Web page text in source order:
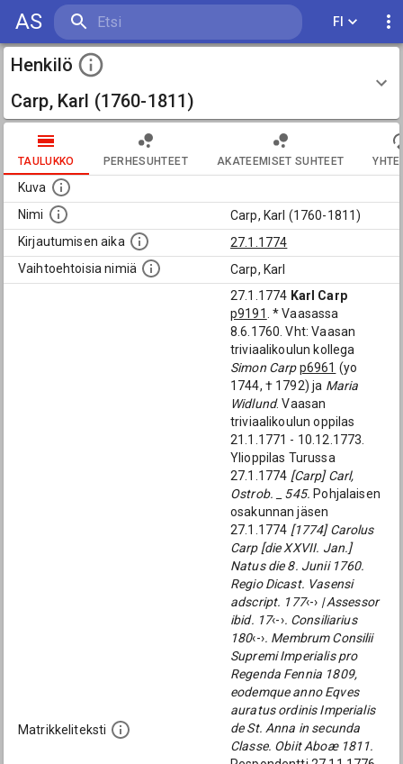
AS FI
Henkilö
Carp, Karl (1760-1811)
TAULUKKO PERHESUHTEET AKATEEMISET SUHTEET
Kuva
Nimi
Carp, Karl (1760-1811)
Kirjautumisen aika
27.1.1774
Vaihtoehtoisia nimiä
Carp, Karl
Matrikkeliteksti
27.1.1774 Karl Carp
p9191 . * Vaasassa
8.6.1760. Vht: Vaasan
triviaalikoulun kollega
Simon Carp p6961 (yo
1744, † 1792) ja Maria
Widlund. Vaasan
triviaalikoulun oppilas
21.1.1771 - 10.12.1773.
Ylioppilas Turussa
27.1.1774 [Carp] Carl,
Ostrob. _ 545. Pohjalaisen
osakunnan jäsen
27.1.1774 [1774] Carolus
Carp [die XXVII. Jan.]
Natus die 8. Junii 1760.
Regio Dicast. Vasensi
adscript. 177‹-› | Assessor
ibid. 17‹-›. Consiliarius
180‹-›. Membrum Consilii
Supremi Imperialis pro
Regenda Fennia 1809,
eodemque anno Eqves
auratus ordinis Imperialis
de St. Anna in secunda
Classe. Obiit Aboæ 1811.